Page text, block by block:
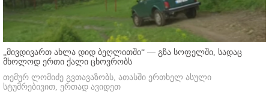
„მივდივართ ახლა დიდ ბეღლითში“ — გზა სოფელში, სადაც
მხოლოდ ერთი ქალი ცხოვრობს
თემურ ლომიძე გვთავაზობს, ათასში ერთხელ ასული
სტუმრებივით, ერთად ავიდეთ